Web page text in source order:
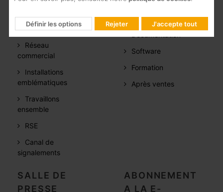
Qui sommes
nous
Réseau
commercial
Installations
emblématiques
Travaillons
ensemble
RSE
Canal de
signalements
FAQs
Software
Formation
Après ventes
SALLE DE
PRESSE
ABONNEMENT
A LA E-
Définir les options Rejeter J'accepte tout